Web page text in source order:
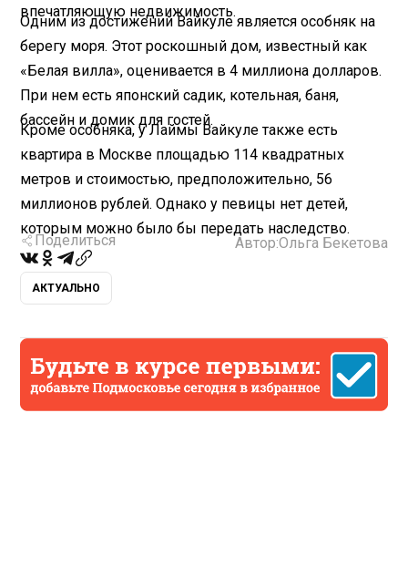
впечатляющую недвижимость.
Одним из достижений Вайкуле является особняк на
берегу моря. Этот роскошный дом, известный как
«Белая вилла», оценивается в 4 миллиона долларов.
При нем есть японский садик, котельная, баня,
бассейн и домик для гостей.
Кроме особняка, у Лаймы Вайкуле также есть
квартира в Москве площадью 114 квадратных
метров и стоимостью, предположительно, 56
миллионов рублей. Однако у певицы нет детей,
которым можно было бы передать наследство.
Поделиться Автор:Ольга Бекетова
АКТУАЛЬНО